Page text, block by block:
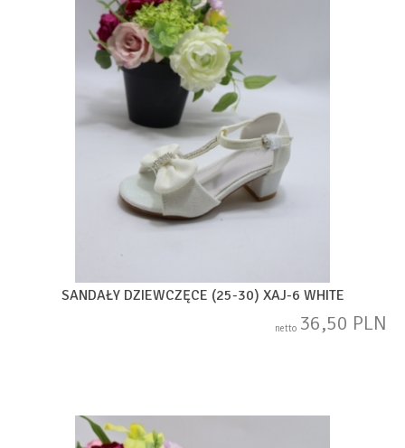
SANDAŁY DZIEWCZĘCE (25-30) XAJ-6 WHITE
netto 36,50 PLN